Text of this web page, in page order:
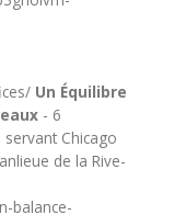
Un Équilibre
- 6
Chicago
de la Rive-
balance-